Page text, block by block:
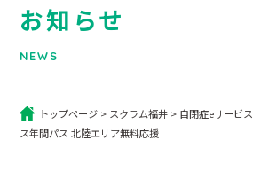
お知らせ
NEWS
トップページ > スクラム福井 > 自閉症eサービス
ス年間パス 北陸エリア無料応援